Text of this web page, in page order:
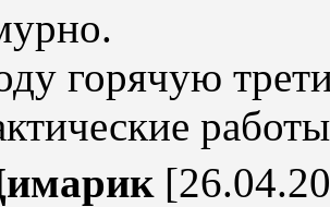
горячую